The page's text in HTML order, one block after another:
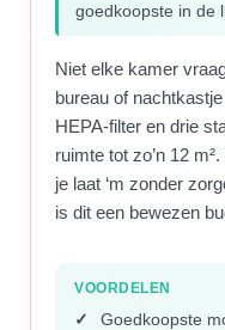
goedkoopste in de
Niet elke kamer
bureau of
HEPA-filter en drie
ruimte tot zo’n 12
je laat ‘m zonder
is dit een bewezen
VOORDELEN
Goedkoopste